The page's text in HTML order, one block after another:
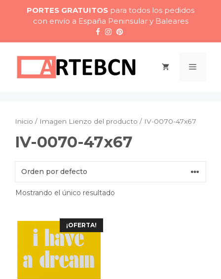
contenido
PORTES GRATUITOS para todos los pedidos
con envío a España Peninsular y Baleares
Menú
Inicio / Imagen Lienzo del producto / IV-0070-47x67
IV-0070-47x67
Mostrando el único resultado
¡OFERTA!